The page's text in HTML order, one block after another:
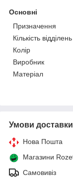
Основні
Призначення
Кількість відділень
Колір
Виробник
Матеріал
Умови доставки
Нова Пошта
Магазини
Самовивіз